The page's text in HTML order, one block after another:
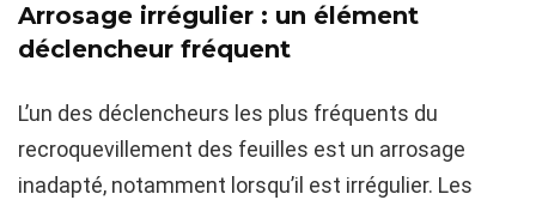
Arrosage irrégulier : un élément
déclencheur fréquent
L’un des déclencheurs les plus fréquents du
recroquevillement des feuilles est un arrosage
inadapté, notamment lorsqu’il est irrégulier. Les